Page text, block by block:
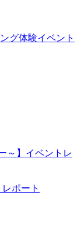
グ体験イベント
～】イベントレ
ポート